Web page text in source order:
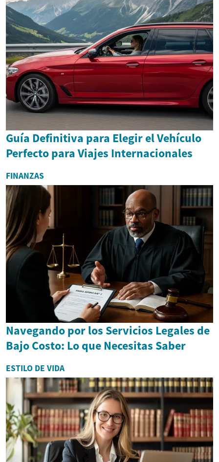
Guía Definitiva para Elegir el Vehículo
Perfecto para Viajes Internacionales
FINANZAS
Navegando por los Servicios Legales de
Bajo Costo: Lo que Necesitas Saber
ESTILO DE VIDA